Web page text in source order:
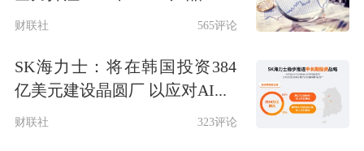
收入463.82亿元，同比增长70.62%；归
今年一季报营业收入为93.8亿元，同比
下降9.3%；归母净利润为1.54亿元，同
财联社 565评论
SK海力士：将在韩国投资384
亿美元建设晶圆厂 以应对AI...
财联社 323评论